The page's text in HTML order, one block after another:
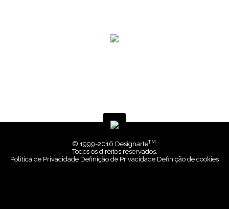
© 1999-2016 DesignarteTM.
Todos os direitos reservados.
Politica de Privacidade Definição de Privacidade Definição de cookies